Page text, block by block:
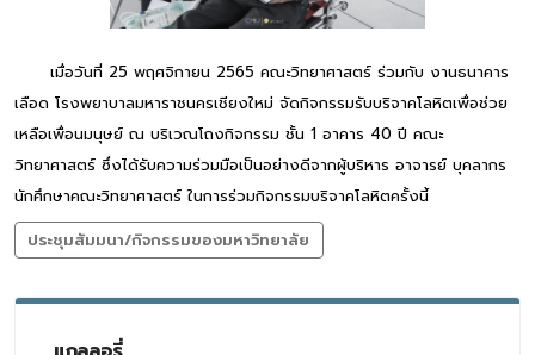
เมื่อวันที่ 25 พฤศจิกายน 2565 คณะวิทยาศาสตร์ ร่วมกับ งานธนาคาร
เลือด โรงพยาบาลมหาราชนครเชียงใหม่ จัดกิจกรรมรับบริจาคโลหิตเพื่อช่วย
เหลือเพื่อนมนุษย์ ณ บริเวณโถงกิจกรรม ชั้น 1 อาคาร 40 ปี คณะ
วิทยาศาสตร์ ซึ่งได้รับความร่วมมือเป็นอย่างดีจากผู้บริหาร อาจารย์ บุคลากร
นักศึกษาคณะวิทยาศาสตร์ ในการร่วมกิจกรรมบริจาคโลหิตครั้งนี้
ประชุมสัมมนา/กิจกรรมของมหาวิทยาลัย